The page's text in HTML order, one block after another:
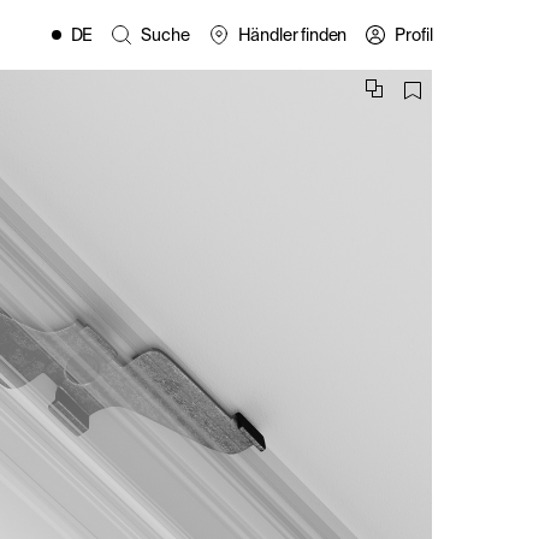
DE Suche Händler finden Profil